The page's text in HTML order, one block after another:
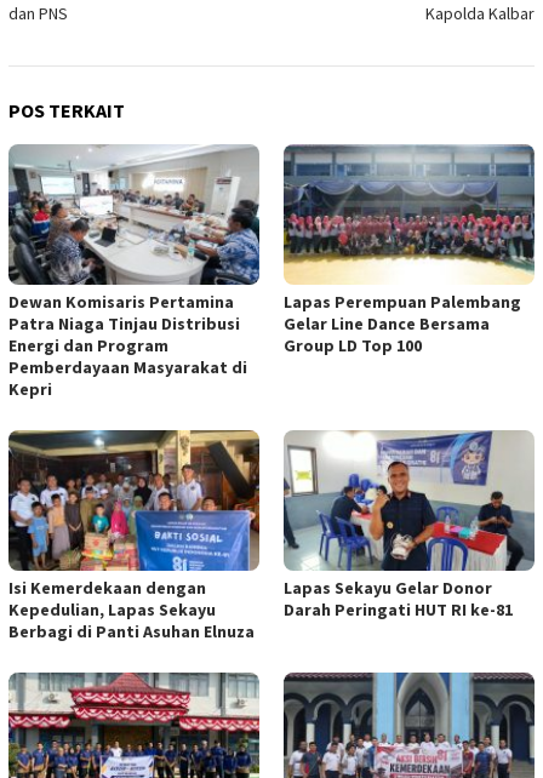
dan PNS
Kapolda Kalbar
POS TERKAIT
Dewan Komisaris Pertamina
Patra Niaga Tinjau Distribusi
Energi dan Program
Pemberdayaan Masyarakat di
Kepri
Lapas Perempuan Palembang
Gelar Line Dance Bersama
Group LD Top 100
Isi Kemerdekaan dengan
Kepedulian, Lapas Sekayu
Berbagi di Panti Asuhan Elnuza
Lapas Sekayu Gelar Donor
Darah Peringati HUT RI ke-81